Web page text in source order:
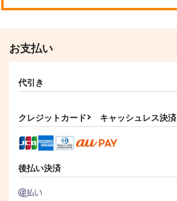
お支払い
代引き
クレジットカード キャッシュレス決済
後払い決済